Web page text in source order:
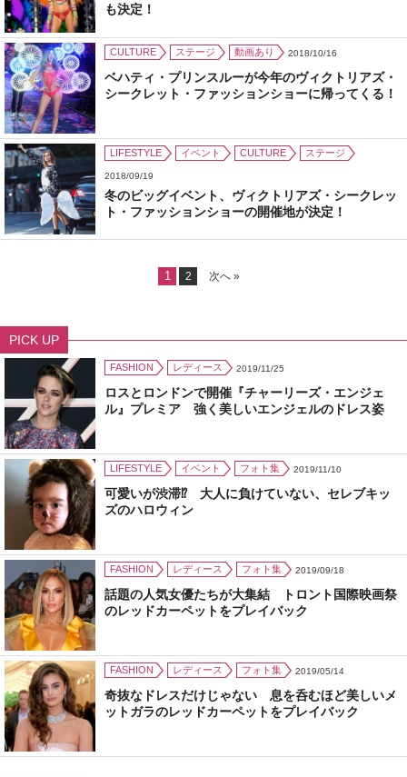
も決定！
CULTURE ステージ 動画あり 2018/10/16
ベハティ・プリンスルーが今年のヴィクトリアズ・
シークレット・ファッションショーに帰ってくる！
LIFESTYLE イベント CULTURE ステージ
2018/09/19
冬のビッグイベント、ヴィクトリアズ・シークレッ
ト・ファッションショーの開催地が決定！
1 2 次へ »
PICK UP
FASHION レディース 2019/11/25
ロスとロンドンで開催『チャーリーズ・エンジェ
ル』プレミア 強く美しいエンジェルのドレス姿
LIFESTYLE イベント フォト集 2019/11/10
可愛いが渋滞⁉ 大人に負けていない、セレブキッ
ズのハロウィン
FASHION レディース フォト集 2019/09/18
話題の人気女優たちが大集結 トロント国際映画祭
のレッドカーペットをプレイバック
FASHION レディース フォト集 2019/05/14
奇抜なドレスだけじゃない 息を呑むほど美しいメ
ットガラのレッドカーペットをプレイバック